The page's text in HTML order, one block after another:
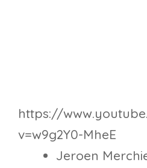
https://
v=w9g2Y0-MheE
Jeroen